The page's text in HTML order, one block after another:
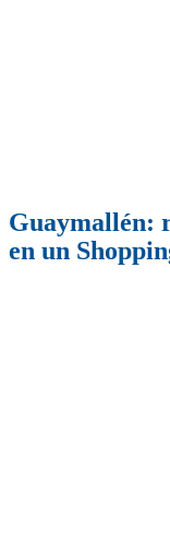
Guaymallén:
en un